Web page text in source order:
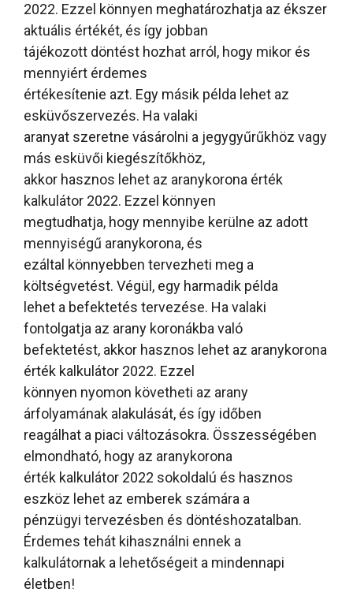
2022. Ezzel könnyen meghatározhatja az ékszer
aktuális értékét, és így jobban
tájékozott döntést hozhat arról, hogy mikor és
mennyiért érdemes
értékesítenie azt. Egy másik példa lehet az
esküvőszervezés. Ha valaki
aranyat szeretne vásárolni a jegygyűrűkhöz vagy
más esküvői kiegészítőkhöz,
akkor hasznos lehet az aranykorona érték
kalkulátor 2022. Ezzel könnyen
megtudhatja, hogy mennyibe kerülne az adott
mennyiségű aranykorona, és
ezáltal könnyebben tervezheti meg a
költségvetést. Végül, egy harmadik példa
lehet a befektetés tervezése. Ha valaki
fontolgatja az arany koronákba való
befektetést, akkor hasznos lehet az aranykorona
érték kalkulátor 2022. Ezzel
könnyen nyomon követheti az arany
árfolyamának alakulását, és így időben
reagálhat a piaci változásokra. Összességében
elmondható, hogy az aranykorona
érték kalkulátor 2022 sokoldalú és hasznos
eszköz lehet az emberek számára a
pénzügyi tervezésben és döntéshozatalban.
Érdemes tehát kihasználni ennek a
kalkulátornak a lehetőségeit a mindennapi
életben!